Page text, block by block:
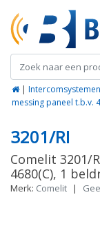
| Intercomsystemen
messing paneel t.b.v.
3201/RI
Comelit 3201/
4680(C), 1
Merk: Comelit |